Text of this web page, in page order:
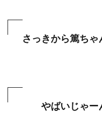
さっきから篤ち
やばいじゃー